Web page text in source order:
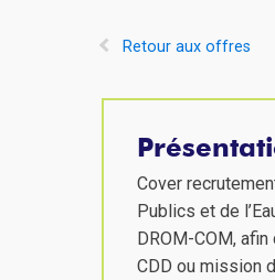
Retour aux offres
Cover
Publics et de
DROM-COM,
CDD ou mission